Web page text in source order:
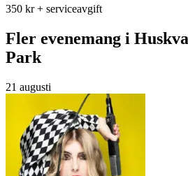
350 kr + serviceavgift
Fler evenemang i
Park
21 augusti